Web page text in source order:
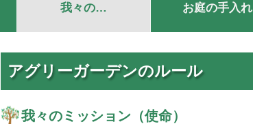
我々の… お庭の手入れ
アグリーガーデンのルール
我々のミッション（使命）